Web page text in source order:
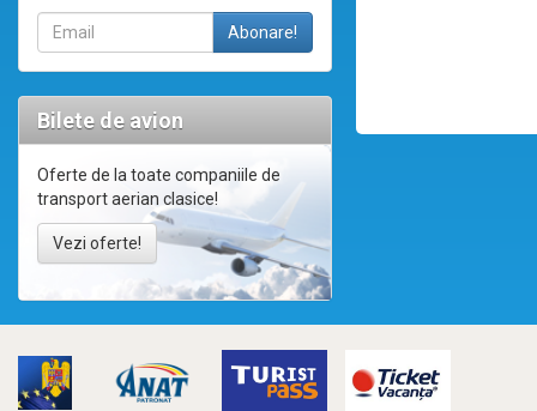
Bilete de avion
Oferte de la toate companiile de
transport aerian clasice!
Vezi oferte!